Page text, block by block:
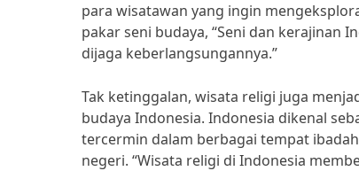
para wisatawan yang ingin
pakar seni budaya, “Seni dan kerajinan
dijaga keberlangsungannya.”
Tak ketinggalan, wisata religi juga
budaya Indonesia. Indonesia dikenal
tercermin dalam berbagai tempat
negeri. “Wisata religi di Indonesia